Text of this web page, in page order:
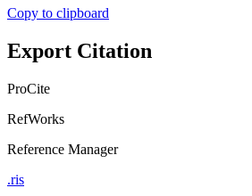
Copy to clipboard
Export Citation
ProCite
RefWorks
Reference Manager
.ris